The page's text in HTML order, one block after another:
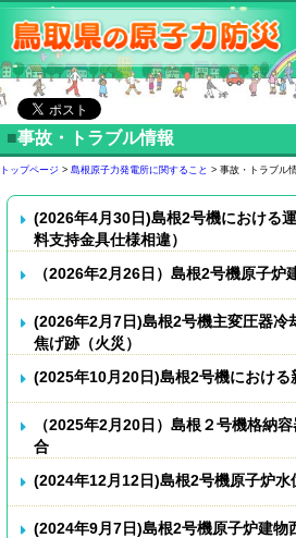
■事故・トラブル情報
トップページ > 島根原子力発電所に関すること > 事故・トラブル
(2026年4月30日)島根2号機における
料支持金具仕様相違）
（2026年2月26日）島根2号機原子炉
(2026年2月7日)島根2号機主変圧器冷
焦げ跡（火災）
(2025年10月20日)島根2号機における
（2025年2月20日）島根２号機格納
合
(2024年12月12日)島根2号機原子炉水
(2024年9月7日)島根2号機原子炉建物